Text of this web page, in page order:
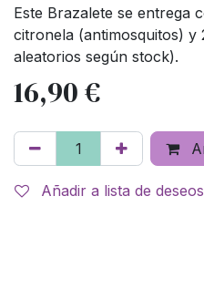
Este Brazalete se entrega
citronela (antimosquitos)
aleatorios según stock).
16,90€
Añadir a lista de deseos